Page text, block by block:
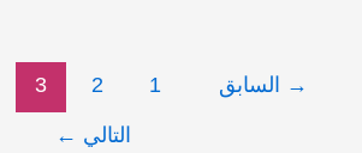
→ السابق 1
2
3
التالي ←